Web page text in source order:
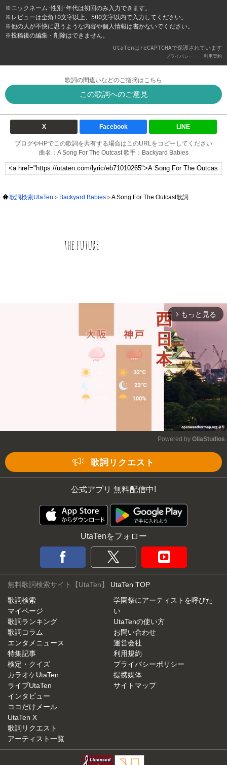
※ニックネーム･性別･年代は初回のみ入力できます。
※レビューは全角10文字以上、500文字以内で入力してください。
※他の人が不快に思うような内容や個人情報は書かないでください。
※投稿後の編集・削除はできません。
UtaTenはreCAPTCHAで保護されています
プライバシー - 利用契約
歌詞の間違いなどのご指摘はこちら
この歌詞へのご意見
X Facebook LINE
ブログやHPでこの歌詞を共有する場合はこのURLをコピーしてください
曲名：A Song For The Outcast 歌手：Backyard Babies
歌詞検索UtaTen Backyard Babies A Song For The Outcast歌詞
arrow_forward_ios もっと見る
Powered by GliaStudios
歌詞リクエスト
公式アプリ 無料配信中!
UtaTenをフォロー
無料歌詞検索サイト【UtaTen】 UtaTen TOP
歌詞検索
マイページ
歌詞ランキング
歌詞コラム
エンタメニュース
特集記事
検定・クイズ
カラオケUtaTen
ライブUtaTen
インタビュー
ココだけメール
UtaTen X
歌詞リクエスト
アーティスト一覧
学園祭にアーティストを呼びた
い
UtaTenの使い方
お問い合わせ
運営会社
利用規約
プライバシーポリシー
提携媒体
サイトマップ